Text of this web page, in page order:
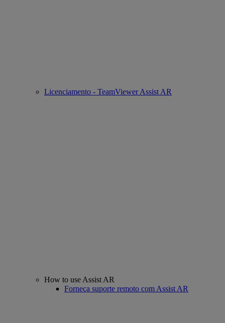
Licenciamento - TeamViewer Assist AR
How to use Assist AR
Forneça suporte remoto com Assist AR